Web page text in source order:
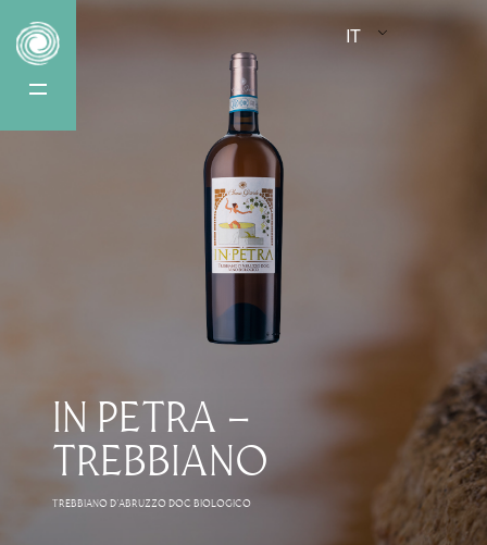
VINOSOPHIA
SHOP
COLLEZIONE
AZIENDA
IT
IN PETRA –
TREBBIANO
TREBBIANO D’ABRUZZO DOC BIOLOGICO